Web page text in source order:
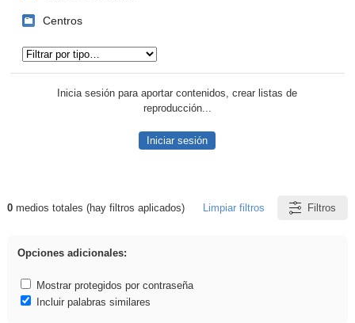
Centros
Inicia sesión para aportar contenidos, crear listas de
reproducción...
Iniciar sesión
Resultados de: EvAU
0medios totales (hay filtros aplicados) Limpiar filtros Filtros
Opciones adicionales:
Mostrar protegidos por contraseña
Incluir palabras similares